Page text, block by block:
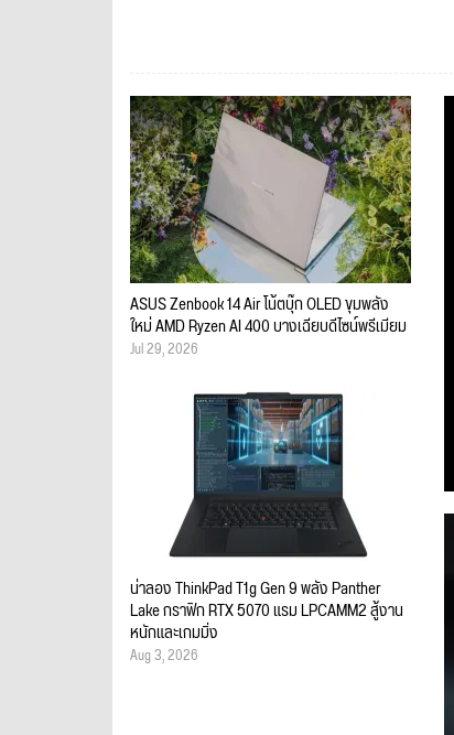
ASUS Zenbook 14 Air โน้ตบุ๊ก OLED ขุมพลัง
ใหม่ AMD Ryzen AI 400 บางเฉียบดีไซน์พรีเมียม
Jul 29, 2026
น่าลอง ThinkPad T1g Gen 9 พลัง Panther
Lake กราฟิก RTX 5070 แรม LPCAMM2 สู้งาน
หนักและเกมมิ่ง
Aug 3, 2026